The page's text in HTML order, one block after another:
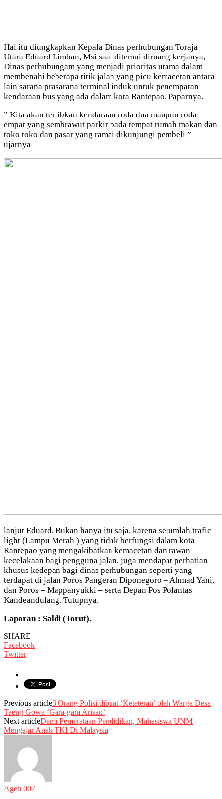
Hal itu diungkapkan Kepala Dinas perhubungan Toraja
Utara Eduard Limban, Msi saat ditemui diruang kerjanya,
Dinas perhubungam yang menjadi prioritas utama dalam
membenahi beberapa titik jalan yang picu kemacetan antara
lain sarana prasarana terminal induk untuk penempatan
kendaraan bus yang ada dalam kota Rantepao, Paparnya.
” Kita akan tertibkan kendaraan roda dua maupun roda
empat yang sembrawut parkir pada tempat rumah makan dan
toko toko dan pasar yang ramai dikunjungi pembeli ”
ujarnya
lanjut Eduard, Bukan hanya itu saja, karena sejumlah trafic
light (Lampu Merah ) yang tidak berfungsi dalam kota
Rantepao yang mengakibatkan kemacetan dan rawan
kecelakaan bagi pengguna jalan, juga mendapat perhatian
khusus kedepan bagi dinas perhubungan seperti yang
terdapat di jalan Poros Pangeran Diponegoro – Ahmad Yani,
dan Poros – Mappanyukki – serta Depan Pos Polantas
Kandeandulang. Tutupnya.
Laporan : Saldi (Torut).
SHARE
Facebook
Twitter
Previous article3 Orang Polisi dibuat ‘Keteteran’ oleh Warga Desa
Taeng Gowa ‘Gara-gara Arisan’
Next articleDemi Pemerataan Pendidikan, Mahasiswa UNM
Mengajar Anak TKI Di Malaysia
Agen 007